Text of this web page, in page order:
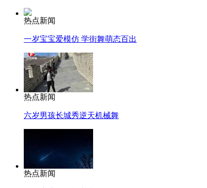
热点新闻
一岁宝宝爱模仿 学街舞萌态百出
热点新闻
六岁男孩长城秀逆天机械舞
热点新闻